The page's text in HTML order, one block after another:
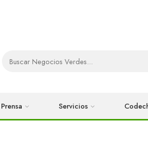
Prensa Servicios